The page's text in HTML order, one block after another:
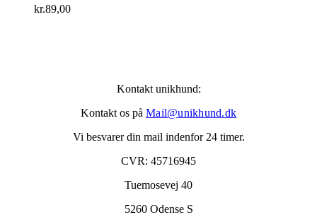
kr.89,00
Kontakt unikhund:
Kontakt os på Mail@unikhund.dk
Vi besvarer din mail indenfor 24 timer.
CVR: 45716945
Tuemosevej 40
5260 Odense S